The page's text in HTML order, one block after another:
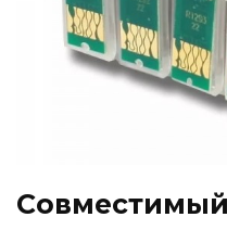
Совместимый